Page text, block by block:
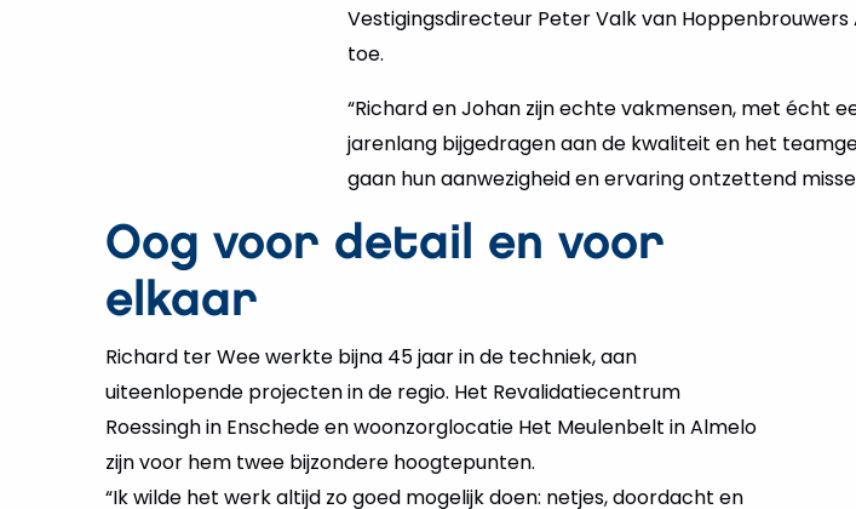
Vestigingsdirecteur Peter Valk van
toe.
“Richard en Johan zijn echte vakmensen, met écht
jarenlang bijgedragen aan de kwaliteit en het
gaan hun aanwezigheid en ervaring ontzettend
Oog voor detail en voor
elkaar
Richard ter Wee werkte bijna 45 jaar in de techniek, aan
uiteenlopende projecten in de regio. Het Revalidatiecentrum
Roessingh in Enschede en woonzorglocatie Het Meulenbelt in Almelo
zijn voor hem twee bijzondere hoogtepunten.
“Ik wilde het werk altijd zo goed mogelijk doen: netjes, doordacht en